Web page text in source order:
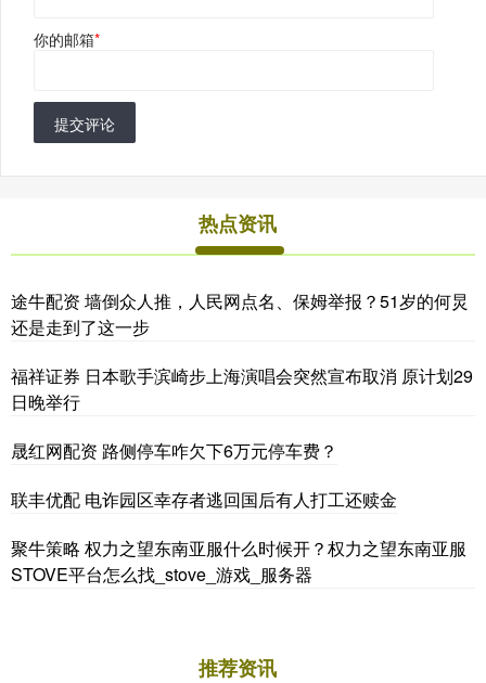
你的邮箱*
提交评论
热点资讯
途牛配资 墙倒众人推，人民网点名、保姆举报？51岁的何炅
还是走到了这一步
福祥证券 日本歌手滨崎步上海演唱会突然宣布取消 原计划29
日晚举行
晟红网配资 路侧停车咋欠下6万元停车费？
联丰优配 电诈园区幸存者逃回国后有人打工还赎金
聚牛策略 权力之望东南亚服什么时候开？权力之望东南亚服
STOVE平台怎么找_stove_游戏_服务器
推荐资讯